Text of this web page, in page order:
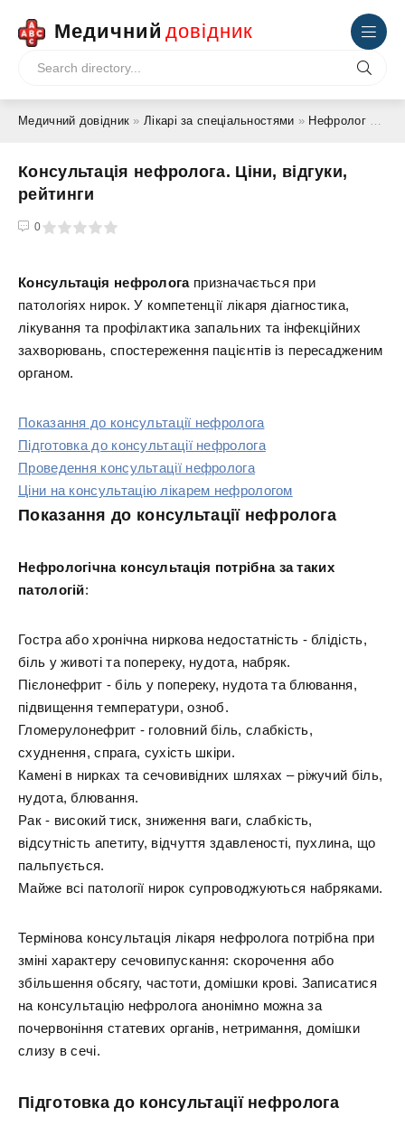
Медичний довідник
Медичний довідник »Лікарі за спеціальностями » Нефролог» Консультація нефролога. Ціни, відгуки, рейтинги
Консультація нефролога. Ціни, відгуки,
рейтинги
0
5
Консультація нефрологапризначається при
патологіях нирок. У компетенції лікаря діагностика,
лікування та профілактика запальних та інфекційних
захворювань, спостереження пацієнтів із пересадженим
органом.
Показання до консультації нефролога
Підготовка до консультації нефролога
Проведення консультації нефролога
Ціни на консультацію лікарем нефрологом
Показання до консультації нефролога
Нефрологічна консультація потрібна за таких
патологій:
Гостра або хронічна ниркова недостатність - блідість,
біль у животі та попереку, нудота, набряк.
Пієлонефрит - біль у попереку, нудота та блювання,
підвищення температури, озноб.
Гломерулонефрит - головний біль, слабкість,
схуднення, спрага, сухість шкіри.
Камені в нирках та сечовивідних шляхах – ріжучий біль,
нудота, блювання.
Рак - високий тиск, зниження ваги, слабкість,
відсутність апетиту, відчуття здавленості, пухлина, що
пальпується.
Майже всі патології нирок супроводжуються набряками.
Термінова консультація лікаря нефролога потрібна при
зміні характеру сечовипускання: скорочення або
збільшення обсягу, частоти, домішки крові. Записатися
на консультацію нефролога анонімно можна за
почервоніння статевих органів, нетримання, домішки
слизу в сечі.
Підготовка до консультації нефролога